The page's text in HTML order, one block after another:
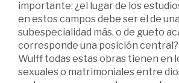
importante: ¿el lugar de los
en estos campos debe ser el de una
subespecialidad más, o de gueto
corresponde una posición
Wulff todas estas obras tienen en
sexuales o matrimoniales entre